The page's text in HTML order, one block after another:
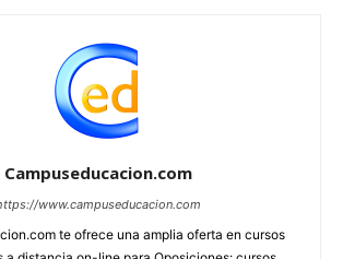
Campuseducacion.com
www.campuseducacion.com
te ofrece una amplia oferta en cursos